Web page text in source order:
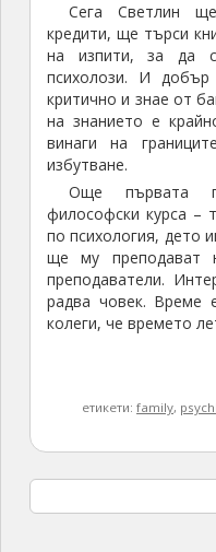
Сега Светлин
кредити, ще търси
на изпити, за да
психолози. И
критично и знае от
на знанието е
винаги на
избутване.
Още първата
философски курса –
по психология, дето
ще му преподават
преподаватели.
радва човек. Време
колеги, че времето
етикети:family,
for: